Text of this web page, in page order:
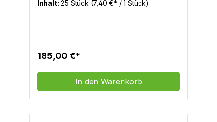
Aluminiumprofile eingetrieben. Hierzu
Inhalt: 25 Stück (7,40 €* / 1 Stück)
185,00 €*
In den Warenkorb